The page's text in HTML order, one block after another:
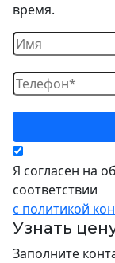
время.
Я согласен на
соответствии
с политикой
Узнать
Заполните